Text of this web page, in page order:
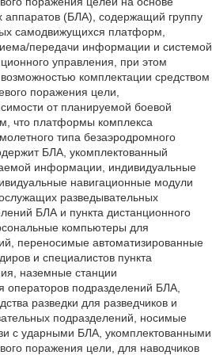
аппаратов (БЛА), содержащий группу
самодвижущихся платформ,
передачи информации и системой
управления, при этом
комплектации средством
поражения цели,
от планируемой боевой
что платформы комплекса
типа безаэродромного
БЛА, укомплектованный
информации, индивидуальные
навигационные модули
разведывательных
БЛА и пункта дистанционного
компьютеры для
переносимые автоматизированные
и специалистов пункта
наземные станции
операторов подразделений БЛА,
разведки для разведчиков и
подразделений, носимые
с ударными БЛА, укомплектованными
поражения цели, для наводчиков